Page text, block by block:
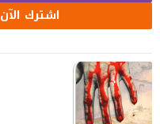
اشترك الآن